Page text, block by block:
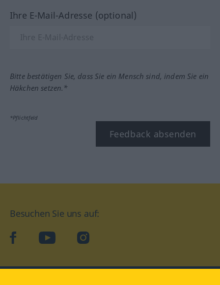
Ihre E-Mail-Adresse (optional)
Bitte bestätigen Sie, dass Sie ein Mensch sind, indem Sie ein
Häkchen setzen.*
*Pflichtfeld
Feedback absenden
Besuchen Sie uns auf:
facebookYouTube Instagram